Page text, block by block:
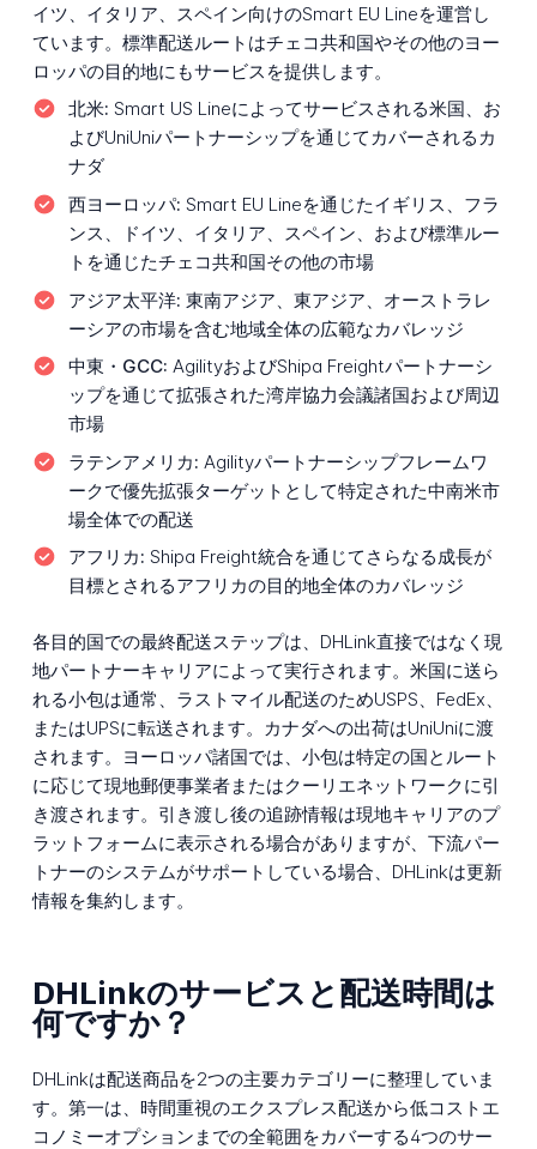
イツ、イタリア、スペイン向けのSmart EU Lineを運営し
ています。標準配送ルートはチェコ共和国やその他のヨー
ロッパの目的地にもサービスを提供します。
北米: Smart US Lineによってサービスされる米国、お
よびUniUniパートナーシップを通じてカバーされるカ
ナダ
西ヨーロッパ: Smart EU Lineを通じたイギリス、フラ
ンス、ドイツ、イタリア、スペイン、および標準ルー
トを通じたチェコ共和国その他の市場
アジア太平洋: 東南アジア、東アジア、オーストラレ
ーシアの市場を含む地域全体の広範なカバレッジ
中東・GCC: AgilityおよびShipa Freightパートナーシ
ップを通じて拡張された湾岸協力会議諸国および周辺
市場
ラテンアメリカ: Agilityパートナーシップフレームワ
ークで優先拡張ターゲットとして特定された中南米市
場全体での配送
アフリカ: Shipa Freight統合を通じてさらなる成長が
目標とされるアフリカの目的地全体のカバレッジ
各目的国での最終配送ステップは、DHLink直接ではなく現
地パートナーキャリアによって実行されます。米国に送ら
れる小包は通常、ラストマイル配送のためUSPS、FedEx、
またはUPSに転送されます。カナダへの出荷はUniUniに渡
されます。ヨーロッパ諸国では、小包は特定の国とルート
に応じて現地郵便事業者またはクーリエネットワークに引
き渡されます。引き渡し後の追跡情報は現地キャリアのプ
ラットフォームに表示される場合がありますが、下流パー
トナーのシステムがサポートしている場合、DHLinkは更新
情報を集約します。
DHLinkのサービスと配送時間は
何ですか？
DHLinkは配送商品を2つの主要カテゴリーに整理していま
す。第一は、時間重視のエクスプレス配送から低コストエ
コノミーオプションまでの全範囲をカバーする4つのサー